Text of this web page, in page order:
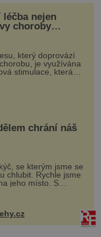
léčba nejen
choroby
který doprovází
je využívána
stimulace, která
invazivní
zacílení ...
chrání náš
se kterým jsme se
chlubit. Rychle jsme
jeho místo. S
jsme si pořídili
domek na severu
si naplánova...